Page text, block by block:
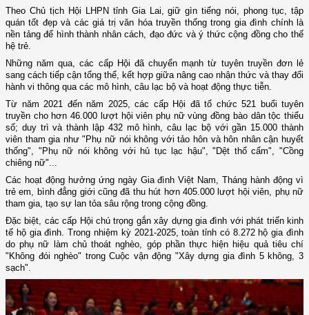
Theo Chủ tịch Hội LHPN tỉnh Gia Lai, giữ gìn tiếng nói, phong tục, tập
quán tốt đẹp và các giá trị văn hóa truyền thống trong gia đình chính là
nền tảng để hình thành nhân cách, đạo đức và ý thức cộng đồng cho thế
hệ trẻ.
Những năm qua, các cấp Hội đã chuyển mạnh từ tuyên truyền đơn lẻ
sang cách tiếp cận tổng thể, kết hợp giữa nâng cao nhận thức và thay đổi
hành vi thông qua các mô hình, câu lạc bộ và hoạt động thực tiễn.
Từ năm 2021 đến năm 2025, các cấp Hội đã tổ chức 521 buổi tuyên
truyền cho hơn 46.000 lượt hội viên phụ nữ vùng đồng bào dân tộc thiểu
số; duy trì và thành lập 432 mô hình, câu lạc bộ với gần 15.000 thành
viên tham gia như "Phụ nữ nói không với tảo hôn và hôn nhân cận huyết
thống", "Phụ nữ nói không với hủ tục lạc hậu", "Dệt thổ cẩm", "Cồng
chiêng nữ"...
Các hoạt động hưởng ứng ngày Gia đình Việt Nam, Tháng hành động vì
trẻ em, bình đẳng giới cũng đã thu hút hơn 405.000 lượt hội viên, phụ nữ
tham gia, tạo sự lan tỏa sâu rộng trong cộng đồng.
Đặc biệt, các cấp Hội chú trọng gắn xây dựng gia đình với phát triển kinh
tế hộ gia đình. Trong nhiệm kỳ 2021-2025, toàn tỉnh có 8.272 hộ gia đình
do phụ nữ làm chủ thoát nghèo, góp phần thực hiện hiệu quả tiêu chí
"Không đói nghèo" trong Cuộc vận động "Xây dựng gia đình 5 không, 3
sạch".